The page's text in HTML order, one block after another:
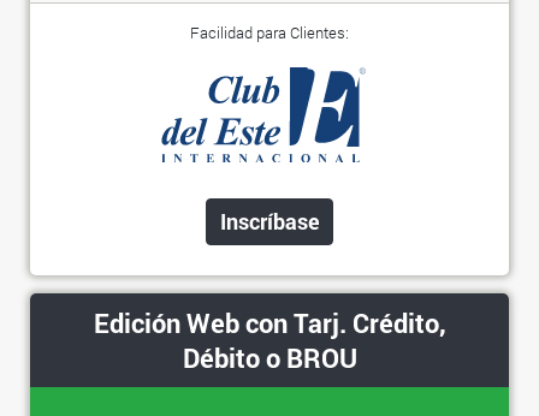
Facilidad para Clientes:
Inscríbase
Edición Web con Tarj. Crédito,
Débito o BROU